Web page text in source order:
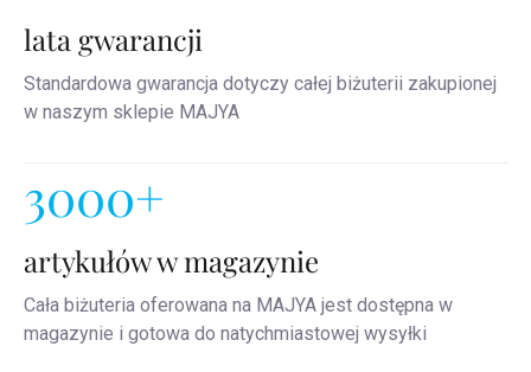
lata gwarancji
Standardowa gwarancja dotyczy całej biżuterii zakupionej
w naszym sklepie MAJYA
3000+
artykułów w magazynie
Cała biżuteria oferowana na MAJYA jest dostępna w
magazynie i gotowa do natychmiastowej wysyłki